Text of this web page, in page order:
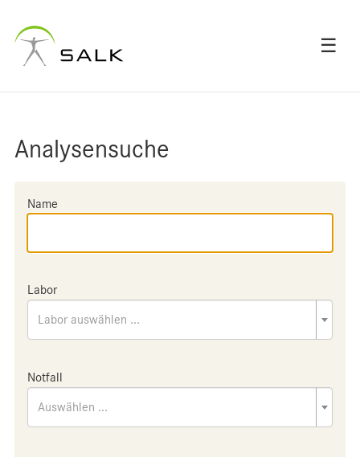
☰
Analysensuche
Name
Labor
Labor auswählen ...
Notfall
Auswählen ...